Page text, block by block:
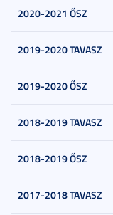
2020-2021 ŐSZ
2019-2020 TAVASZ
2019-2020 ŐSZ
2018-2019 TAVASZ
2018-2019 ŐSZ
2017-2018 TAVASZ